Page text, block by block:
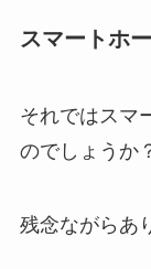
スマートホ
それではスマ
のでしょうか
残念ながらあ